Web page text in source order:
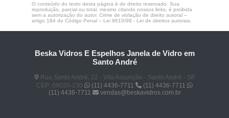
O conteúdo do texto desta página é de direito reservado. Sua
reprodução, parcial ou total, mesmo citando nossos links, é proibida
sem a autorização do autor. Crime de violação de direito autoral –
artigo 184 do Código Penal – Lei 9610/98 - Lei de direitos autorais.
Beska Vidros E Espelhos Janela de Vidro em
Santo André
Rua Santo André, 22 - Vila Assunção - Santo André - SP
CEP: 09020-230
(11) 4436-7711
(11) 4436-7711
(11) 4436-7711
vendas@beskavidros.com.br